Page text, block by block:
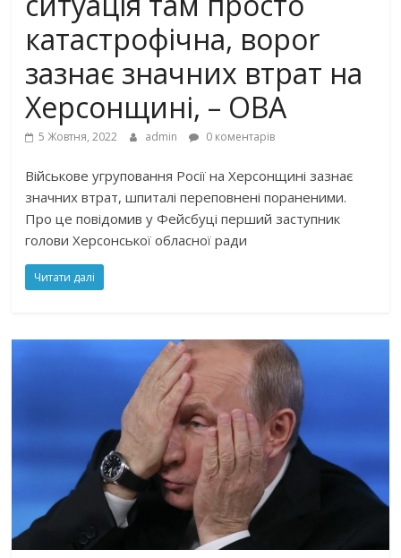
кaтaстрoфiчнa, вороr
зазнає значних втрат на
Херсонщині, – ОВА
5 Жовтня, 2022 admin 0 коментарів
Військове угруповання Росії на Херсонщині зазнає
значних втрат, шпиталі переповнені пораненими.
Про це повідомив у Фейсбуці перший заступник
голови Херсонської обласної ради
Читати далі